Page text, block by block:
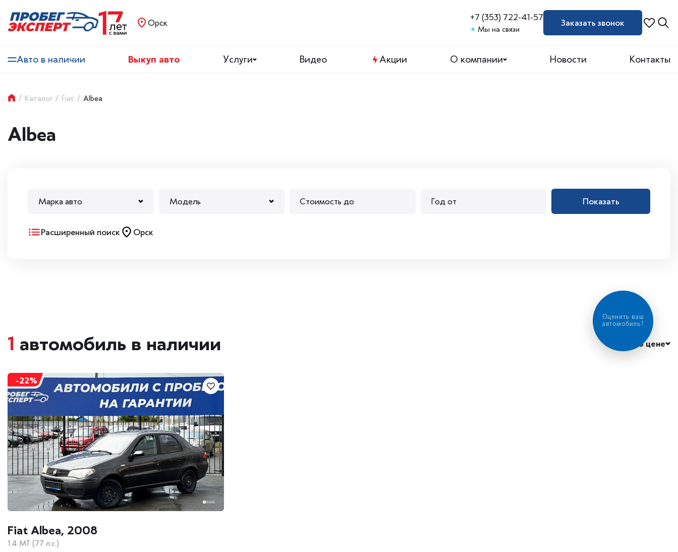
Орск
+7 (353) 722-41-57
Мы на связи
Заказать звонок
Авто в наличии Выкуп авто Услуги Видео Акции О компании Новости Контакты
/ Каталог / Fiat / Albea
Albea
Марка авто Модель Показать
Расширенный поиск Орск
1 автомобиль в наличии По цене
-22%
Fiat Albea, 2008
1.4 MT (77 л.с.)
Оценить ваш
автомобиль?